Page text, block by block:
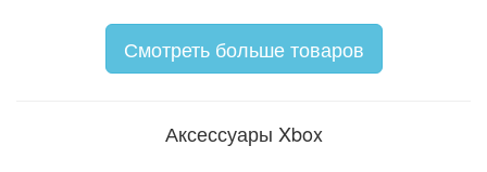
Смотреть больше товаров
Аксессуары Xbox